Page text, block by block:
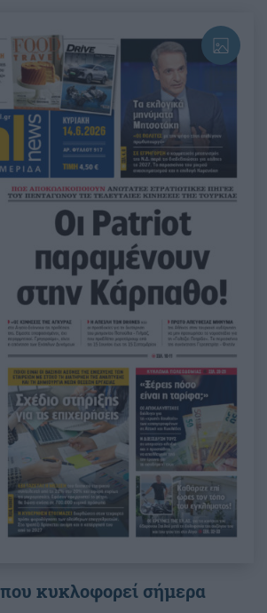
κυκλοφορεί σήμερα